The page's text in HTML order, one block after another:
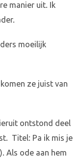
manier uit. Ik
moeilijk
ze juist van
ontstond deel
Titel: Pa ik mis je
Als ode aan hem